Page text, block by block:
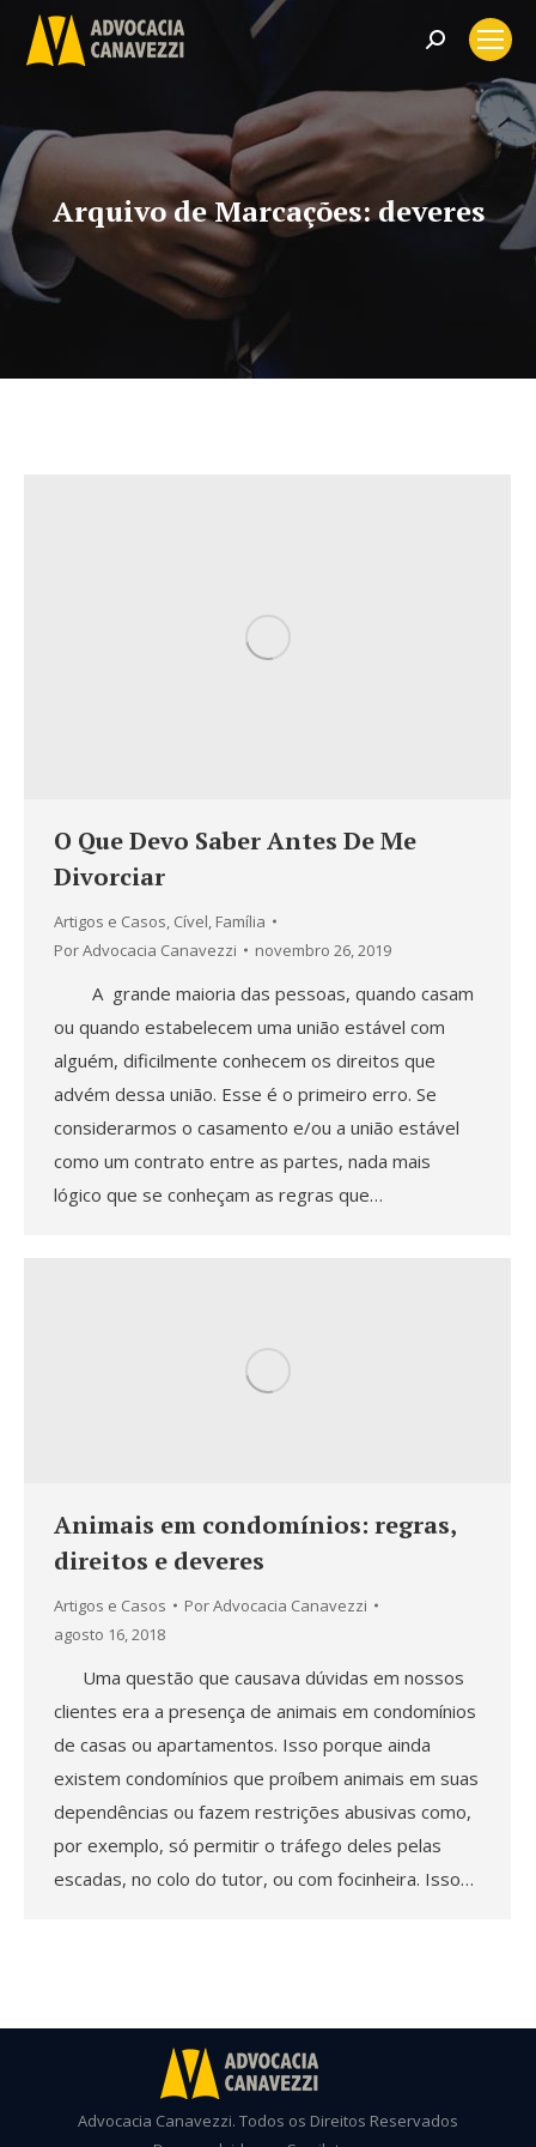
Search:
Arquivo de Marcações:deveres
O Que Devo Saber Antes De Me
Divorciar
Artigos e Casos, Cível, Família
PorAdvocacia Canavezzi novembro 26, 2019
A grande maioria das pessoas, quando casam
ou quando estabelecem uma união estável com
alguém, dificilmente conhecem os direitos que
advém dessa união. Esse é o primeiro erro. Se
considerarmos o casamento e/ou a união estável
como um contrato entre as partes, nada mais
lógico que se conheçam as regras que…
Animais em condomínios: regras,
direitos e deveres
Artigos e Casos PorAdvocacia Canavezzi
agosto 16, 2018
Uma questão que causava dúvidas em nossos
clientes era a presença de animais em condomínios
de casas ou apartamentos. Isso porque ainda
existem condomínios que proíbem animais em suas
dependências ou fazem restrições abusivas como,
por exemplo, só permitir o tráfego deles pelas
escadas, no colo do tutor, ou com focinheira. Isso…
Advocacia Canavezzi. Todos os Direitos Reservados